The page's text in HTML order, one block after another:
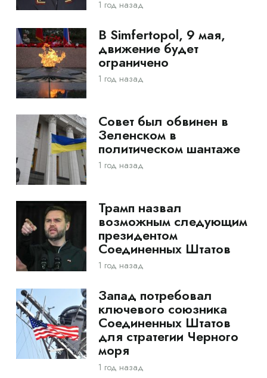
1 год назад
В Simfertopol, 9 мая,
движение будет
ограничено
1 год назад
Совет был обвинен в
Зеленском в
политическом шантаже
1 год назад
Трамп назвал
возможным следующим
президентом
Соединенных Штатов
1 год назад
Запад потребовал
ключевого союзника
Соединенных Штатов
для стратегии Черного
моря
1 год назад